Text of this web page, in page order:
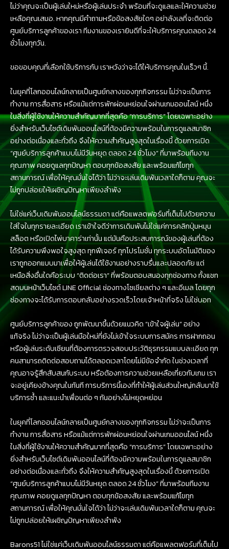
ไม่ว่าคุณจะเป็นผู้เล่นใหม่หรือผู้เล่นประจำ พร้อมที่จะดูแลและให้ความช่วย
เหลือคุณเสมอ. หากคุณมีคำถามหรือข้อสงสัยใดๆ อย่าลังเลที่จะติดต่อ
ศูนย์บริการลูกค้าของเรา ทีมงานของเรายินดีที่จะให้บริการคุณตลอด 24
ชั่วโมงทุกวัน.
ขอขอบคุณที่เลือกใช้บริการกับ เราหวังว่าจะได้ให้บริการคุณในเร็วๆ นี้.
ในยุคที่โลกออนไลน์กลายเป็นศูนย์กลางของทุกกิจกรรม ไม่ว่าจะเป็นการ
ทำงาน การสื่อสาร หรือแม้แต่การพักผ่อนหย่อนใจผ่านเกมออนไลน์ หนึ่ง
ในสิ่งที่ผู้ใช้งานให้ความสำคัญมากที่สุดคือ “การบริการ” โดยเฉพาะอย่าง
ยิ่งสำหรับเว็บไซต์เดิมพันออนไลน์ที่ต้องมีความพร้อมในการดูแลสมาชิก
อย่างต่อเนื่องและทั่วถึง จึงให้ความสำคัญสูงสุดในเรื่องนี้ ด้วยการเปิด
“ศูนย์บริการลูกค้าแบบไม่มีวันหยุด ตลอด 24 ชั่วโมง” ที่มาพร้อมทีมงาน
คุณภาพ คอยดูแลทุกปัญหา ตอบทุกข้อสงสัย และพร้อมแก้ไขทุก
สถานการณ์ เพื่อให้คุณมั่นใจได้ว่า ไม่ว่าจะเล่นเดิมพันเวลาใดก็ตาม คุณจะ
ไม่ถูกปล่อยให้เผชิญปัญหาเพียงลำพัง
ไม่ใช่แค่เว็บเดิมพันออนไลน์ธรรมดา แต่คือแพลตฟอร์มที่เต็มไปด้วยความ
ใส่ใจในทุกรายละเอียด เราเข้าใจดีว่าการเดิมพันไม่ใช่แค่การคลิกปุ่มหมุน
สล็อต หรือเปิดไพ่บาคาร่าเท่านั้น แต่มันคือประสบการณ์ของผู้เล่นที่ต้อง
ได้รับความพึงพอใจสูงสุด ทุกฟีเจอร์ ทุกโปรโมชั่น ทุกระบบอัตโนมัติของ
เราถูกออกแบบมาเพื่อให้ผู้เล่นได้ใช้งานอย่างราบรื่นและปลอดภัย แต่
เหนือสิ่งอื่นใดคือระบบ “ติดต่อเรา” ที่พร้อมตอบสนองทุกช่องทาง ทั้งแชท
สดบนหน้าเว็บไซต์ LINE Official ช่องทางโซเชียลต่าง ๆ และอีเมล โดยทุก
ช่องทางจะได้รับการตอบกลับอย่างรวดเร็วโดยเจ้าหน้าที่จริง ไม่ใช่บอท
ศูนย์บริการลูกค้าของ ถูกพัฒนาขึ้นด้วยแนวคิด “เข้าใจผู้เล่น” อย่าง
แท้จริง ไม่ว่าจะเป็นผู้เล่นมือใหม่ที่ยังไม่เข้าใจระบบการสมัคร การฝากถอน
หรือผู้เล่นระดับเซียนที่ต้องการตรวจสอบประวัติธุรกรรมแบบละเอียด ทุก
คนสามารถติดต่อสอบถามได้ตลอดเวลาโดยไม่มีข้อจำกัด ในช่วงเวลาที่
คุณอาจรู้สึกสับสนกับระบบ หรือต้องการความช่วยเหลือเกี่ยวกับเกม เรา
จะอยู่เคียงข้างคุณในทันที การบริการนี้เองที่ทำให้ผู้เล่นส่วนใหญ่กลับมาใช้
บริการซ้ำ และแนะนำเพื่อนต่อ ๆ กันอย่างไม่หยุดหย่อน
ในยุคที่โลกออนไลน์กลายเป็นศูนย์กลางของทุกกิจกรรม ไม่ว่าจะเป็นการ
ทำงาน การสื่อสาร หรือแม้แต่การพักผ่อนหย่อนใจผ่านเกมออนไลน์ หนึ่ง
ในสิ่งที่ผู้ใช้งานให้ความสำคัญมากที่สุดคือ “การบริการ” โดยเฉพาะอย่าง
ยิ่งสำหรับเว็บไซต์เดิมพันออนไลน์ที่ต้องมีความพร้อมในการดูแลสมาชิก
อย่างต่อเนื่องและทั่วถึง จึงให้ความสำคัญสูงสุดในเรื่องนี้ ด้วยการเปิด
“ศูนย์บริการลูกค้าแบบไม่มีวันหยุด ตลอด 24 ชั่วโมง” ที่มาพร้อมทีมงาน
คุณภาพ คอยดูแลทุกปัญหา ตอบทุกข้อสงสัย และพร้อมแก้ไขทุก
สถานการณ์ เพื่อให้คุณมั่นใจได้ว่า ไม่ว่าจะเล่นเดิมพันเวลาใดก็ตาม คุณจะ
ไม่ถูกปล่อยให้เผชิญปัญหาเพียงลำพัง
Barons51 ไม่ใช่แค่เว็บเดิมพันออนไลน์ธรรมดา แต่คือแพลตฟอร์มที่เต็มไป